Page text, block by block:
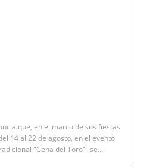
que, en el marco de sus fiestas
14 al 22 de agosto, en el evento
"Cena del Toro"- se...